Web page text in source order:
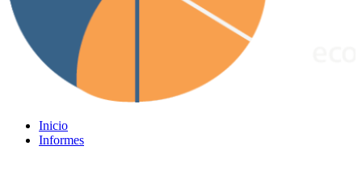
Inicio
Informes